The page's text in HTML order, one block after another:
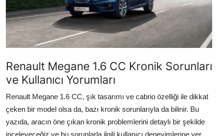
Kiralama & Filo
Sürüş & Güvenlik
Yağlar & Sıvılar
LPG & Yakıt
Elektrik & Akü
Renault Megane 1.6 CC Kronik Sorunları
ve Kullanıcı Yorumları
Renault Megane 1.6 CC, şık tasarımı ve cabrio özelliği ile dikkat
çeken bir model olsa da, bazı kronik sorunlarıyla da bilinir. Bu
yazıda, aracın öne çıkan kronik problemlerini detaylı bir şekilde
inceleyeceğiz ve bu sorunlarla ilgili kullanıcı deneyimlerine yer